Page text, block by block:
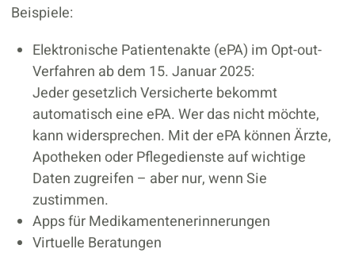
Beispiele:
Elektronische Patientenakte (ePA) im Opt-out-
Verfahren ab dem 15. Januar 2025:
Jeder gesetzlich Versicherte bekommt
automatisch eine ePA. Wer das nicht möchte,
kann widersprechen. Mit der ePA können Ärzte,
Apotheken oder Pflegedienste auf wichtige
Daten zugreifen – aber nur, wenn Sie
zustimmen.
Apps für Medikamentenerinnerungen
Virtuelle Beratungen